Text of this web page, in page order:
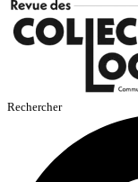
Rechercher